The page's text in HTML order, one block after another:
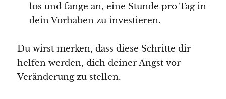
los und fange an, eine Stunde pro Tag in
dein Vorhaben zu investieren.
Du wirst merken, dass diese Schritte dir
helfen werden, dich deiner Angst vor
Veränderung zu stellen.